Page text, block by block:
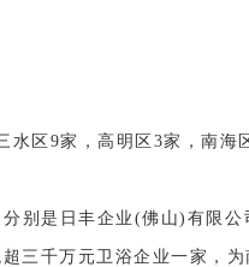
区9家，高明区3家，南海
别是日丰企业(佛山)有限
三千万元卫浴企业一家，